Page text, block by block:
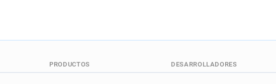
PRODUCTOS DESARROLLADORES